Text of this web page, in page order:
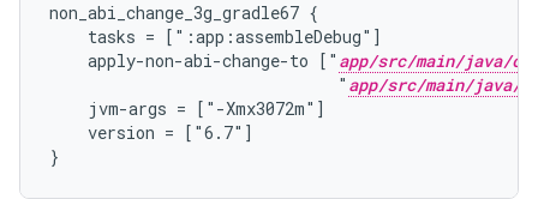
non_abi_change_3g_gradle67 {
    tasks = [":app:assembleDebug"]
    apply-non-abi-change-to ["
app/src/main/java/
                              "
app/src/main/java/
    jvm-args = ["-Xmx3072m"]
    version = ["6.7"]